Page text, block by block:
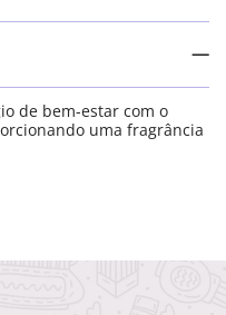
de bem-estar com o
uma fragrância